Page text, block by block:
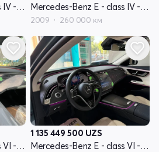
Mercedes-Benz E - class IV - поколение W212
Mercedes-Benz E - class IV - поколение W212
2009 260 000 км
Mercedes-Benz E - class VI - поколение (W214, S214)
1 135 449 500 UZS
Mercedes-Benz E - class VI - поколение (W214, S214)